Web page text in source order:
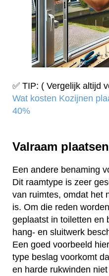
✅ TIP: ( Vergelijk altijd
Wat kosten Kozijnen
40%‎
Valraam
Een andere benaming
Dit raamtype is zeer
van ruimtes, omdat het
is. Om die reden
geplaatst in toiletten en
hang- en sluitwerk
Een goed voorbeeld
type beslag voorkomt
en harde rukwinden